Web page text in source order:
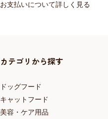
お支払いについて詳しく見る
カテゴリから探す
ドッグフード
キャットフード
美容・ケア用品